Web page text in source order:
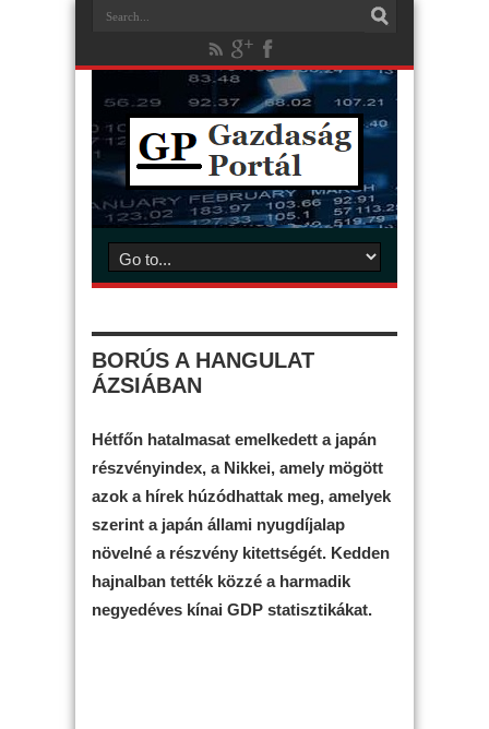
BORÚS A HANGULAT
ÁZSIÁBAN
Hétfőn hatalmasat emelkedett a japán
részvényindex, a Nikkei, amely mögött
azok a hírek húzódhattak meg, amelyek
szerint a japán állami nyugdíjalap
növelné a részvény kitettségét. Kedden
hajnalban tették közzé a harmadik
negyedéves kínai GDP statisztikákat.